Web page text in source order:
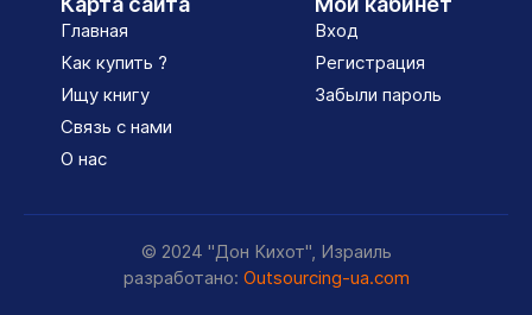
Главная
Как купить ?
Ищу книгу
Связь с нами
О нас
Вход
Регистрация
Забыли пароль
© 2024 "Дон Кихот", Израиль
разработано: Outsourcing-ua.com